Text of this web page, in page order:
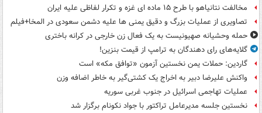
مخالفت نتانیاهو با طرح ۱۵ ماده ای غزه و تکرار لفاظی علیه ایران
تصاویری از عملیات بزرگ و دقیق یمنی ها علیه دشمن سعودی در المخا+فیلم
حمله وحشیانه صهیونیست به یک فعال زن خارجی در کرانه باختری
گلایه‌های رای دهندگان به ترامپ از قیمت بنزین!
گاردین: حملات یمن نخستین آزمون «توافق مکه» است
واکنش علیرضا دبیر به اخراج یک کشتی‌گیر به خاطر اضافه وزن
عملیات تهاجمی اسرائیل در جنوب غربی سوریه
نخستین جلسه مدیرعامل تراکتور با جواد نکونام برگزار شد